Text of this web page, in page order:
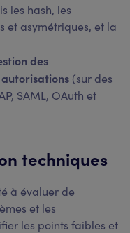
les hash, les
et asymétriques, et la
des
(sur des
SAML, OAuth et
techniques
à évaluer de
et les
les points faibles et